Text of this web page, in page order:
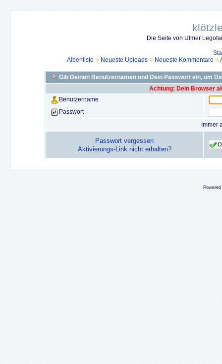
Die Seite von Ulmer
Albenliste
Neueste Uploads Neueste Kommentare
Gib Deinen Benutzernamen und Dein Passwort ein, um
Achtung: Dein Browser
Benutzername
Passwort
Immer
Passwort vergessen
Aktivierungs-Link nicht erhalten?